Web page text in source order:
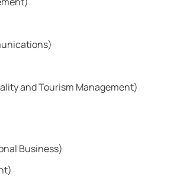
and Tourism Management)
Business)